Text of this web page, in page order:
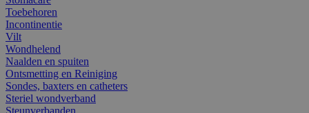
Toebehoren
Incontinentie
Vilt
Wondhelend
Naalden en spuiten
Ontsmetting en Reiniging
Sondes, baxters en catheters
Steriel wondverband
Steunverbanden